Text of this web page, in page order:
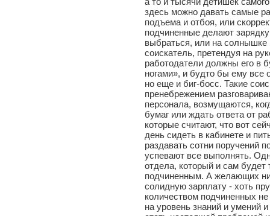
здесь можно давать самые
подъема и отбоя, или
подчиненные делают
выбраться, или на солнышке
соискатель, претендуя на
работодатели должны его в
ногами», и будто бы ему все
но еще и биг-босс. Такие
пренебрежением
персонала, возмущаются,
бумаг или ждать ответа от
которые считают, что вот
день сидеть в кабинете и
раздавать сотни поручений
успевают все выполнять.
отдела, который и сам будет
подчиненным. А желающих
солидную зарплату - хоть
количеством подчиненных
на уровень знаний и умений